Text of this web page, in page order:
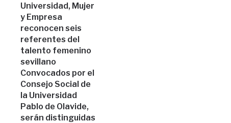
Universidad, Mujer
y Empresa
reconocen seis
referentes del
talento femenino
sevillano
Convocados por el
Consejo Social de
la Universidad
Pablo de Olavide,
serán distinguidas